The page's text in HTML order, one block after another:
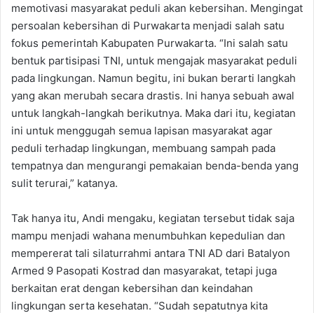
memotivasi masyarakat peduli akan kebersihan. Mengingat
persoalan kebersihan di Purwakarta menjadi salah satu
fokus pemerintah Kabupaten Purwakarta. “Ini salah satu
bentuk partisipasi TNI, untuk mengajak masyarakat peduli
pada lingkungan. Namun begitu, ini bukan berarti langkah
yang akan merubah secara drastis. Ini hanya sebuah awal
untuk langkah-langkah berikutnya. Maka dari itu, kegiatan
ini untuk menggugah semua lapisan masyarakat agar
peduli terhadap lingkungan, membuang sampah pada
tempatnya dan mengurangi pemakaian benda-benda yang
sulit terurai,” katanya.
Tak hanya itu, Andi mengaku, kegiatan tersebut tidak saja
mampu menjadi wahana menumbuhkan kepedulian dan
mempererat tali silaturrahmi antara TNI AD dari Batalyon
Armed 9 Pasopati Kostrad dan masyarakat, tetapi juga
berkaitan erat dengan kebersihan dan keindahan
lingkungan serta kesehatan. “Sudah sepatutnya kita